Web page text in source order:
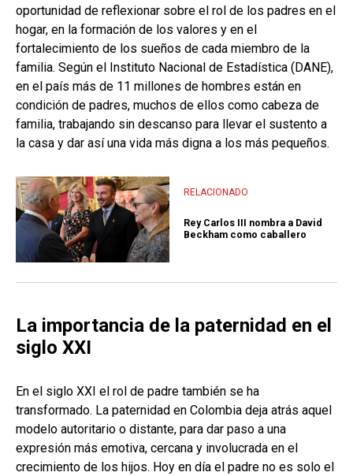
oportunidad de reflexionar sobre el rol de los padres en el
hogar, en la formación de los valores y en el
fortalecimiento de los sueños de cada miembro de la
familia. Según el Instituto Nacional de Estadística (DANE),
en el país más de 11 millones de hombres están en
condición de padres, muchos de ellos como cabeza de
familia, trabajando sin descanso para llevar el sustento a
la casa y dar así una vida más digna a los más pequeños.
RELACIONADO
Rey Carlos III nombra a David
Beckham como caballero
La importancia de la paternidad en el
siglo XXI
En el siglo XXI el rol de padre también se ha
transformado. La paternidad en Colombia deja atrás aquel
modelo autoritario o distante, para dar paso a una
expresión más emotiva, cercana y involucrada en el
crecimiento de los hijos. Hoy en día el padre no es solo el